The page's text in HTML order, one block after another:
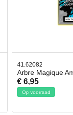
41.62082
Arbre Magique
€ 6,95
Op voorraad